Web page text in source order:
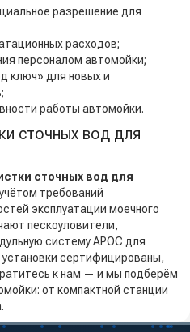
разрешение для
расходов;
персоналом автомойки;
ключ» для новых и
работы автомойки.
сточных вод для
сточных вод для
требований
эксплуатации моечного
пескоуловители,
систему АРОС для
сертифицированы,
к нам — и мы подберём
от компактной станции